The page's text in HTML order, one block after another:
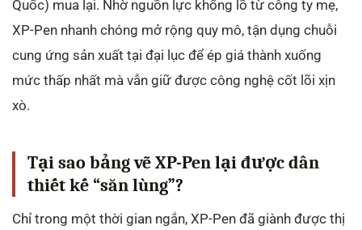
Quốc) mua lại. Nhờ nguồn lực khổng lồ từ công ty mẹ,
XP-Pen nhanh chóng mở rộng quy mô, tận dụng chuỗi
cung ứng sản xuất tại đại lục để ép giá thành xuống
mức thấp nhất mà vẫn giữ được công nghệ cốt lõi xịn
xò.
Tại sao bảng vẽ XP-Pen lại được dân
thiết kế “săn lùng”?
Chỉ trong một thời gian ngắn, XP-Pen đã giành được thị